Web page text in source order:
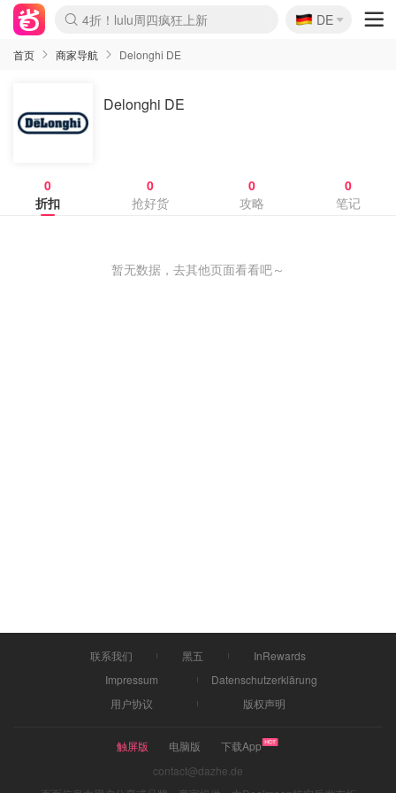
Boticinal 夏促开抢！
4折！lulu周四疯狂上新
还没结束！&OtherStories大促
Joybuy变相75折 随时失效
速领！Stanley独家85折
疑似霸哥！Camper额外叠85折
Zalando 奥莱闪促！每日更新
Moncler反季囤！5折起+叠9折
Coach Brooklyn仅€192
🇩🇪
DE
首页 商家导航 Delonghi DE
Delonghi DE
0
折扣
0
抢好货
0
攻略
0
笔记
暂无数据，去其他页面看看吧～
联系我们 黑五
InRewards
Impressum
Datenschutzerklärung
用户协议
版权声明
触屏版 电脑版
下载App
contact@dazhe.de